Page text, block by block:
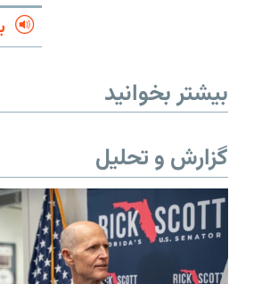
بیشتر بخوانید
گزارش و تحلیل